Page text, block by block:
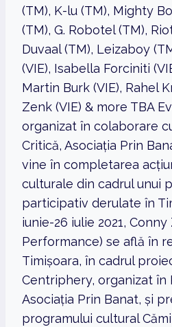
(TM), K-lu (TM), Mighty
(TM), G. Robotel (TM),
Duvaal (TM), Leizaboy
(VIE), Isabella Forciniti
Martin Burk (VIE), Rahel
Zenk (VIE) & more TBA
organizat în colaborare
Critică, Asociația Prin
vine în completarea
culturale din cadrul unui
participativ derulate în
iunie-26 iulie 2021, Conny
Performance) se află în
Timișoara, în cadrul
Centriphery, organizat în
Asociația Prin Banat, și
programului cultural